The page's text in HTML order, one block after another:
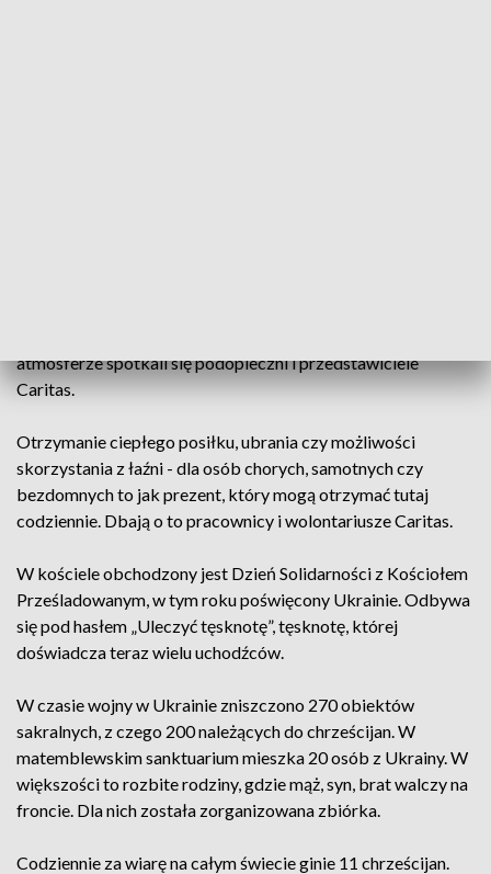
atmosferze spotkali się podopieczni i przedstawiciele
Caritas.
Otrzymanie ciepłego posiłku, ubrania czy możliwości
skorzystania z łaźni - dla osób chorych, samotnych czy
bezdomnych to jak prezent, który mogą otrzymać tutaj
codziennie. Dbają o to pracownicy i wolontariusze Caritas.
W kościele obchodzony jest Dzień Solidarności z Kościołem
Prześladowanym, w tym roku poświęcony Ukrainie. Odbywa
się pod hasłem „Uleczyć tęsknotę”, tęsknotę, której
doświadcza teraz wielu uchodźców.
W czasie wojny w Ukrainie zniszczono 270 obiektów
sakralnych, z czego 200 należących do chrześcijan. W
matemblewskim sanktuarium mieszka 20 osób z Ukrainy. W
większości to rozbite rodziny, gdzie mąż, syn, brat walczy na
froncie. Dla nich została zorganizowana zbiórka.
Codziennie za wiarę na całym świecie ginie 11 chrześcijan.